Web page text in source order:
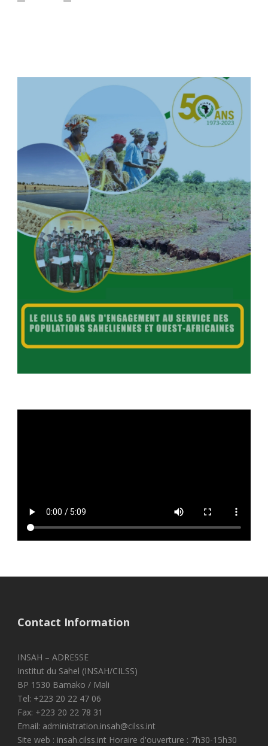
Contact Information
INSAH – ADRESSE
Institut du Sahel (INSAH/CILSS)
BP 1530 Bamako / Mali
Tel: +223 20 22 47 06
Fax: +223 20 22 78 31
Email: administration.insah@cilss.int
Site web : insah.cilss.int Horaire d'ouverture : 7h30-15h30